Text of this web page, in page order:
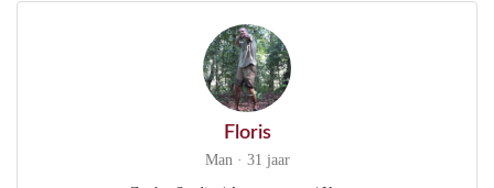
Floris
Man · 31 jaar